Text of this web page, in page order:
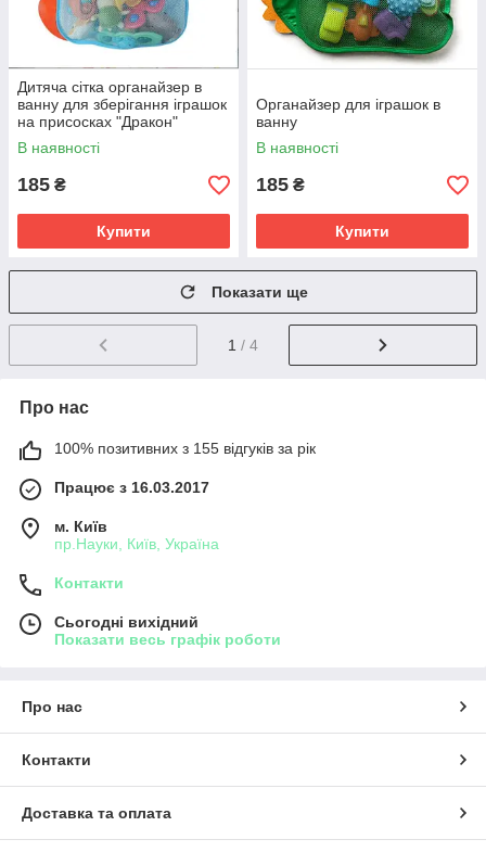
Дитяча сітка органайзер в
ванну для зберігання іграшок
на присосках "Дракон"
В наявності
185 ₴
Купити
Органайзер для іграшок в
ванну
В наявності
185 ₴
Купити
Показати ще
1 / 4
Про нас
100% позитивних з 155 відгуків за рік
Працює з 16.03.2017
м. Київ
пр.Науки, Київ, Україна
Контакти
Сьогодні вихідний
Показати весь графік роботи
Про нас
Контакти
Доставка та оплата